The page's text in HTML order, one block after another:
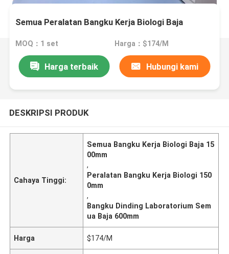
Semua Peralatan Bangku Kerja Biologi Baja
MOQ：1 set Harga：$174/M
Harga terbaik Hubungi kami
DESKRIPSI PRODUK
Cahaya Tinggi:
Semua Bangku Kerja Biologi Baja 15
00mm
,
Peralatan Bangku Kerja Biologi 150
0mm
,
Bangku Dinding Laboratorium Sem
ua Baja 600mm
Harga $174/M